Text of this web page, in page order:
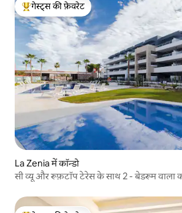
गेस्ट्स का टॉप फ़ेवरेट
गेस्ट्स की फ़ेवरेट
La Zenia में कॉन्डो
सी व्यू और रूफ़टॉप टेरेस के साथ 2 - बेडरूम वाला